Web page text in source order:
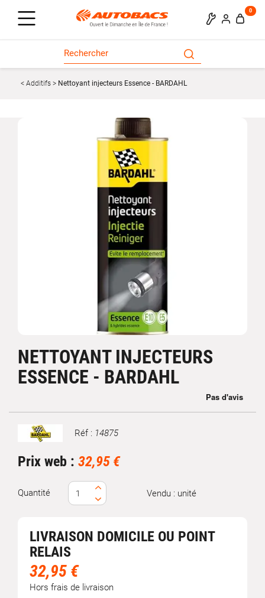
0
Additifs Nettoyant injecteurs Essence - BARDAHL
NETTOYANT INJECTEURS
ESSENCE - BARDAHL
Marque Réf : 14875
Prix web : 32,95 €
Quantité Vendu : unité
LIVRAISON DOMICILE OU POINT
RELAIS
32,95 €
Hors frais de livraison